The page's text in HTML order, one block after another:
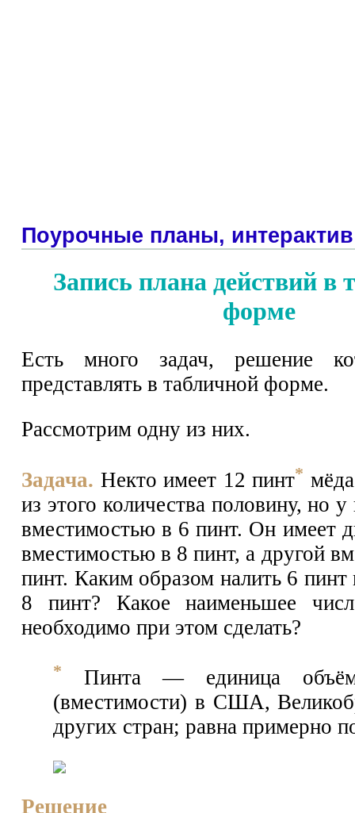
Поурочные планы, интерактив
Запись плана действий в
форме
Есть много задач, решение
представлять в табличной форме.
Рассмотрим одну из них.
Задача. Некто имеет 12 пинт*
из этого количества половину, но у
вместимостью в 6 пинт. Он имеет
вместимостью в 8 пинт, а другой
пинт. Каким образом налить 6 пинт
8 пинт? Какое наименьшее
необходимо при этом сделать?
*
Пинта — единица
(вместимости) в США,
других стран; равна примерно
Решение